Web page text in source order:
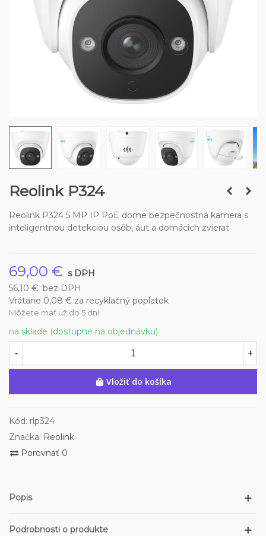
Reolink P324
Reolink P324 5 MP IP PoE dome bezpečnostná kamera s
inteligentnou detekciou osôb, áut a domácich zvierat
69,00 € s DPH
56,10 € bez DPH
Vrátane 0,08 € za recyklačný poplatok
Môžete mať už do 5 dní
na sklade (dostupné na objednávku)
- +
Vložiť do košíka
Kód: rlp324
Značka: Reolink
Porovnať 0
Popis
Podrobnosti o produkte